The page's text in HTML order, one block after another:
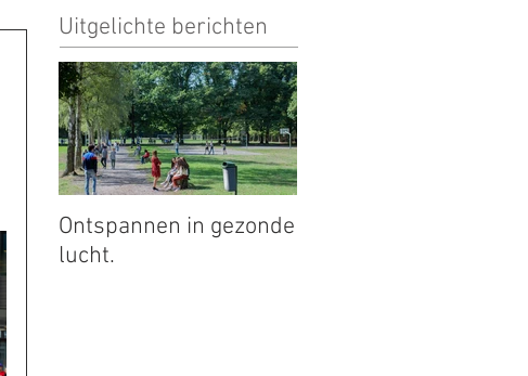
Uitgelichte berichten
Ontspannen in gezonde
lucht.